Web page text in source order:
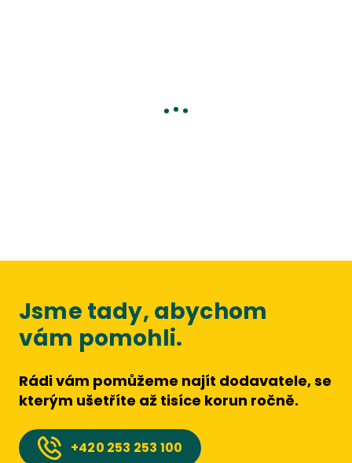
Jsme tady, abychom
vám pomohli.
Rádi vám pomůžeme najít dodavatele, se
kterým ušetříte až tisíce korun ročně.
+420 253 253 100